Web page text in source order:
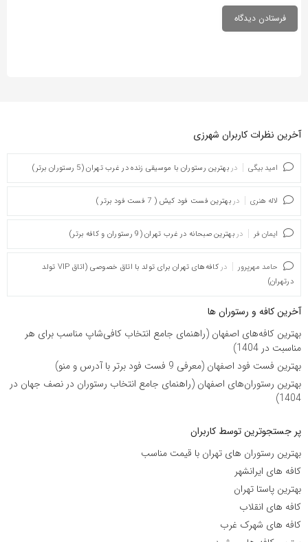
آخرین نظرات کاربران شهرزی
امید بیگی در بهترین رستوران با موسیقی زنده در غرب تهران (5 رستوران برتر)
لاله هنری در بهترین فست فود کیش ( 7 فست فود برتر )
ایمان فر در بهترین صبحانه در غرب تهران (9 رستوران و کافه برتر)
حامد مهرپرور در
کافه‌های تهران برای تولد با اتاق خصوصی (اتاق VIP تولد
درتهران)
آخرین کافه و رستوران ها
بهترین کافه‌های اصفهان (راهنمای جامع انتخاب کافی‌شاپ مناسب برای هر
مناسبت در 1404)
بهترین فست فود اصفهان (معرفی 9 فست فود برتر با آدرس و منو)
بهترین رستوران‌های اصفهان (راهنمای جامع انتخاب رستوران در نصف جهان در
1404)
پر جستجوترین توسط کاربران
بهترین رستوران های تهران با قیمت مناسب
کافه های ایرانشهر
بهترین پاستا تهران
کافه های انقلاب
کافه های شهرک غرب